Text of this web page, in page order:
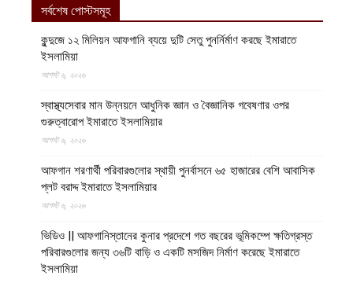
সর্বশেষ পোস্টসমূহ
কুন্দুজে ১২ মিলিয়ন আফগানি ব্যয়ে দুটি সেতু পুনর্নির্মাণ করছে ইমারাতে
ইসলামিয়া
আগস্ট ৬, ২০২৬
স্বাস্থ্যসেবার মান উন্নয়নে আধুনিক জ্ঞান ও বৈজ্ঞানিক গবেষণার ওপর
গুরুত্বারোপ ইমারাতে ইসলামিয়ার
আগস্ট ৬, ২০২৬
আফগান শরণার্থী পরিবারগুলোর স্থায়ী পুনর্বাসনে ৬৫ হাজারের বেশি আবাসিক
প্লট বরাদ্দ ইমারাতে ইসলামিয়ার
আগস্ট ৬, ২০২৬
ভিডিও || আফগানিস্তানের কুনার প্রদেশে গত বছরের ভূমিকম্পে ক্ষতিগ্রস্ত
পরিবারগুলোর জন্য ৩৬টি বাড়ি ও একটি মসজিদ নির্মাণ করেছে ইমারাতে
ইসলামিয়া